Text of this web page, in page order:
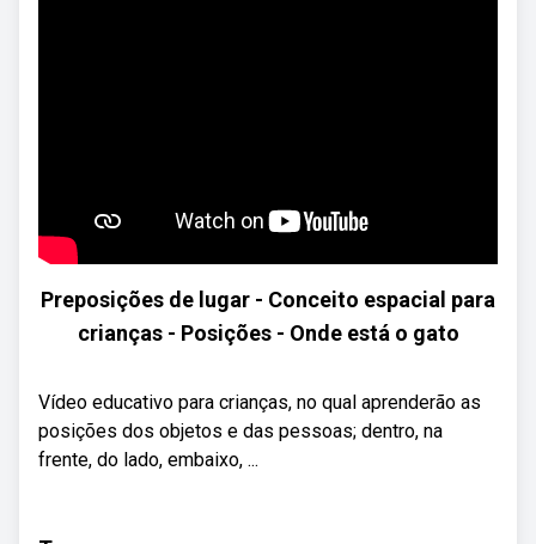
Preposições de lugar - Conceito espacial para
crianças - Posições - Onde está o gato
Vídeo educativo para crianças, no qual aprenderão as
posições dos objetos e das pessoas; dentro, na
frente, do lado, embaixo, ...